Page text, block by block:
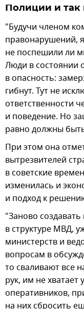
Полиции и так
"Будучи членом
правонарушений, я
не поспешили ли
Люди в состоянии
в опасность:
гибнут. Тут не
ответственности
и поведение. Но
равно должны
При этом она
вытрезвителей
в советские
изменилась и
и подход к
"Заново
в структуре МВД,
министерств и
вопросам в
то сваливают все
рук, им не хватает
оперативников,
на них сбросить